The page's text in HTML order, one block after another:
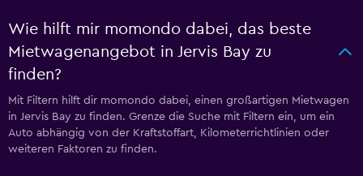
Wie hilft mir momondo dabei, das beste
Mietwagenangebot in Jervis Bay zu
finden?
Mit Filtern hilft dir momondo dabei, einen großartigen Mietwagen
in Jervis Bay zu finden. Grenze die Suche mit Filtern ein, um ein
Auto abhängig von der Kraftstoffart, Kilometerrichtlinien oder
weiteren Faktoren zu finden.